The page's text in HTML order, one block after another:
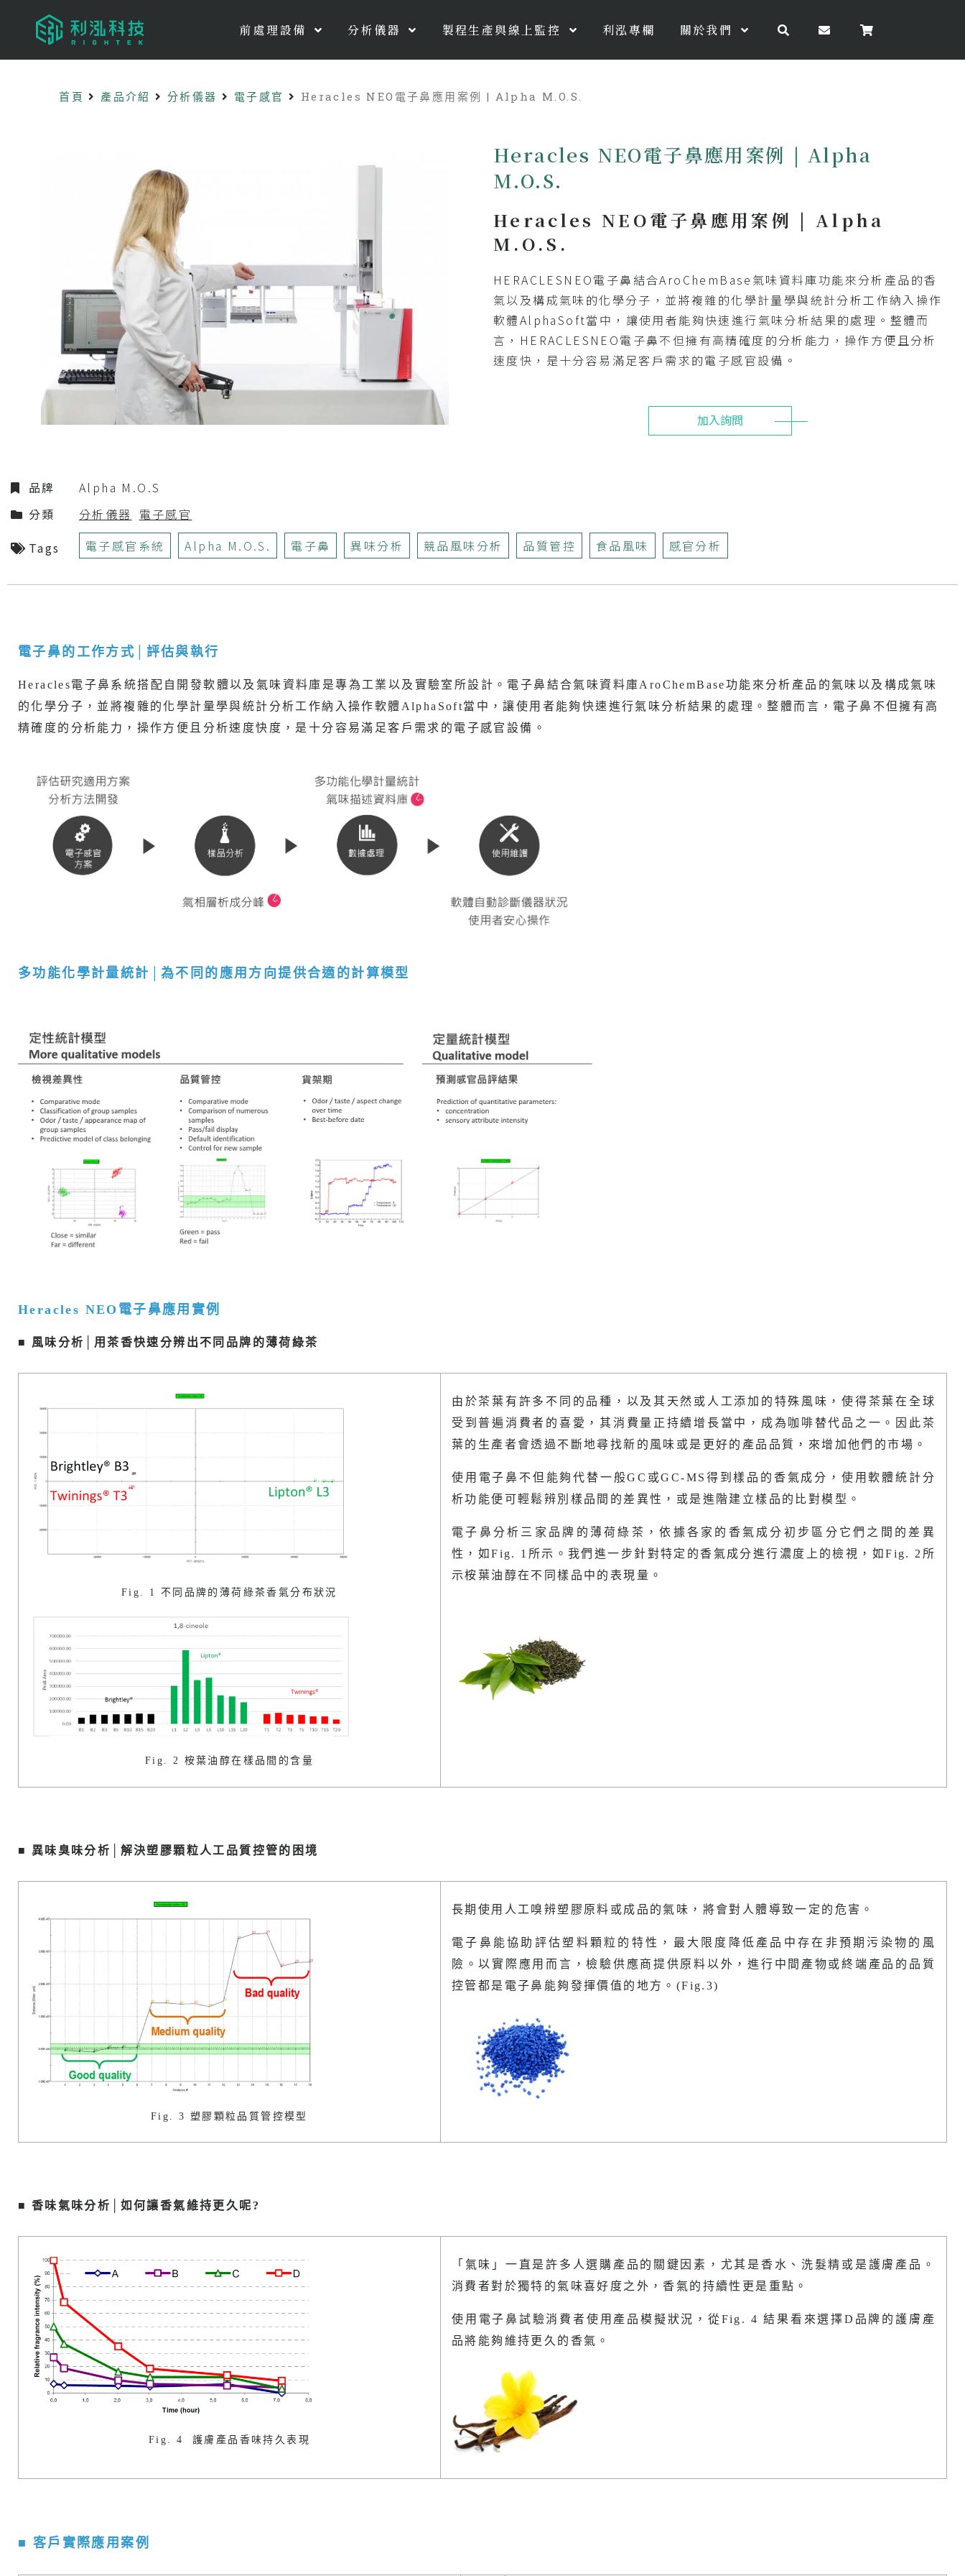
前處理設備 分析儀器 製程生產與線上監控 利泓專欄 關於我們
首頁 產品介紹 分析儀器 電子感官 Heracles NEO電子鼻應用案例 | Alpha M.O.S.
Heracles NEO電子鼻應用案例 | Alpha
M.O.S.
Heracles NEO電子鼻應用案例 | Alpha
M.O.S.
HERACLESNEO電子鼻結合AroChemBase氣味資料庫功能來分析產品的香
氣以及構成氣味的化學分子，並將複雜的化學計量學與統計分析工作納入操作
軟體AlphaSoft當中，讓使用者能夠快速進行氣味分析結果的處理。整體而
言，HERACLESNEO電子鼻不但擁有高精確度的分析能力，操作方便且分析
速度快，是十分容易滿足客戶需求的電子感官設備。
加入詢問
品牌
Alpha M.O.S
分類
分析儀器
電子感官
Tags
電子感官系統 Alpha M.O.S. 電子鼻 異味分析 競品風味分析 品質管控 食品風味 感官分析
電子鼻的工作方式│評估與執行
Heracles電子鼻系統搭配自開發軟體以及氣味資料庫是專為工業以及實驗室所設計。電子鼻結合氣味資料庫AroChemBase功能來分析產品的氣味以及構成氣味
的化學分子，並將複雜的化學計量學與統計分析工作納入操作軟體 AlphaSoft當中，讓使用者能夠快速進行氣味分析結果的處理。整體而言，電子鼻不但擁有高
精確度的分析能力，操作方便且分析速度快度，是十分容易滿足客戶需求的電子感官設備。
多功能化學計量統計│為不同的應用方向提供合適的計算模型
Heracles NEO電子鼻應用實例
■ 風味分析│用茶香快速分辨出不同品牌的薄荷綠茶
Fig. 1 不同品牌的薄荷綠茶香氣分布狀況
Fig. 2 桉葉油醇在樣品間的含量
由於茶葉有許多不同的品種，以及其天然或人工添加的特殊風味，使得茶葉在全球
受到普遍消費者的喜愛，其消費量正持續增長當中，成為咖啡替代品之一。因此茶
葉的生產者會透過不斷地尋找新的風味或是更好的產品品質，來增加他們的市場。
使用電子鼻不但能夠代替一般GC或GC-MS得到樣品的香氣成分，使用軟體統計分
析功能便可輕鬆辨別樣品間的差異性，或是進階建立樣品的比對模型。
電子鼻分析三家品牌的薄荷綠茶，依據各家的香氣成分初步區分它們之間的差異
性，如Fig. 1所示。我們進一步針對特定的香氣成分進行濃度上的檢視，如Fig. 2所
示桉葉油醇在不同樣品中的表現量。
■ 異味臭味分析│解決塑膠顆粒人工品質控管的困境
Fig. 3 塑膠顆粒品質管控模型
長期使用人工嗅辨塑膠原料或成品的氣味，將會對人體導致一定的危害。
電子鼻能協助評估塑料顆粒的特性，最大限度降低產品中存在非預期污染物的風
險。以實際應用而言，檢驗供應商提供原料以外，進行中間產物或終端產品的品質
控管都是電子鼻能夠發揮價值的地方。(Fig.3)
■ 香味氣味分析│如何讓香氣維持更久呢?
Fig. 4 護膚產品香味持久表現
「氣味」一直是許多人選購產品的關鍵因素，尤其是香水、洗髮精或是護膚產品。
消費者對於獨特的氣味喜好度之外，香氣的持續性更是重點。
使用電子鼻試驗消費者使用產品模擬狀況，從Fig. 4 結果看來選擇D品牌的護膚產
品將能夠維持更久的香氣。
■ 客戶實際應用案例